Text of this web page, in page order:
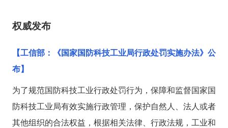
权威发布
【工信部：《国家国防科技工业局行政处罚实施办法》公
布】
为了规范国防科技工业行政处罚行为，保障和监督国家国
防科技工业局有效实施行政管理，保护自然人、法人或者
其他组织的合法权益，根据相关法律、行政法规，工业和
*需求/问题
提交